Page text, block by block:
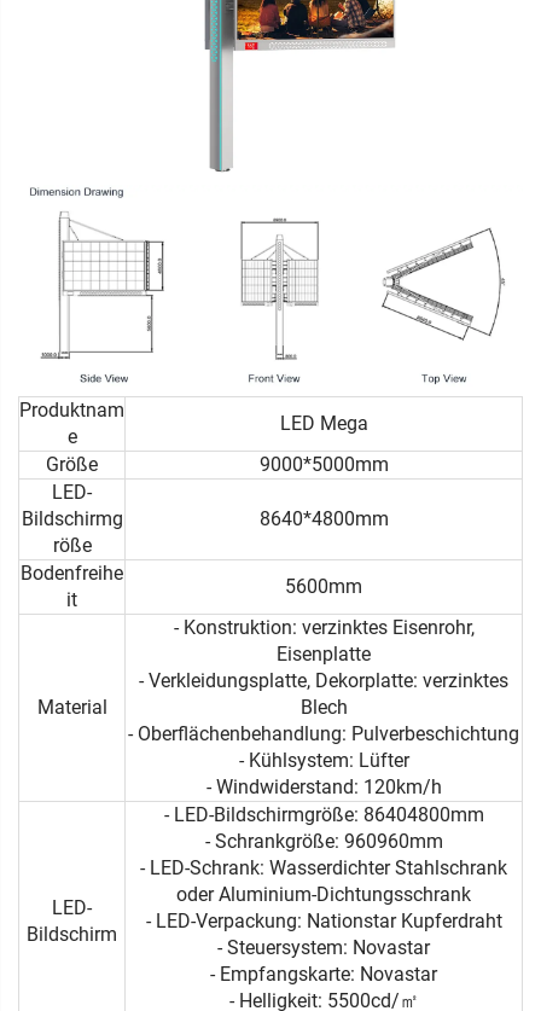
Produktnam
e
LED Mega
Größe
9000*5000mm
LED-
Bildschirmg
röße
8640*4800mm
Bodenfreihe
it
5600mm
Material
- Konstruktion: verzinktes Eisenrohr,
Eisenplatte
- Verkleidungsplatte, Dekorplatte: verzinktes
Blech
- Oberflächenbehandlung: Pulverbeschichtung
- Kühlsystem: Lüfter
- Windwiderstand: 120km/h
LED-
Bildschirm
- LED-Bildschirmgröße: 86404800mm
- Schrankgröße: 960960mm
- LED-Schrank: Wasserdichter Stahlschrank
oder Aluminium-Dichtungsschrank
- LED-Verpackung: Nationstar Kupferdraht
- Steuersystem: Novastar
- Empfangskarte: Novastar
- Helligkeit: 5500cd/㎡